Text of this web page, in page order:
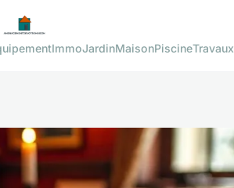
ImmoJardinMaisonPiscineTravaux